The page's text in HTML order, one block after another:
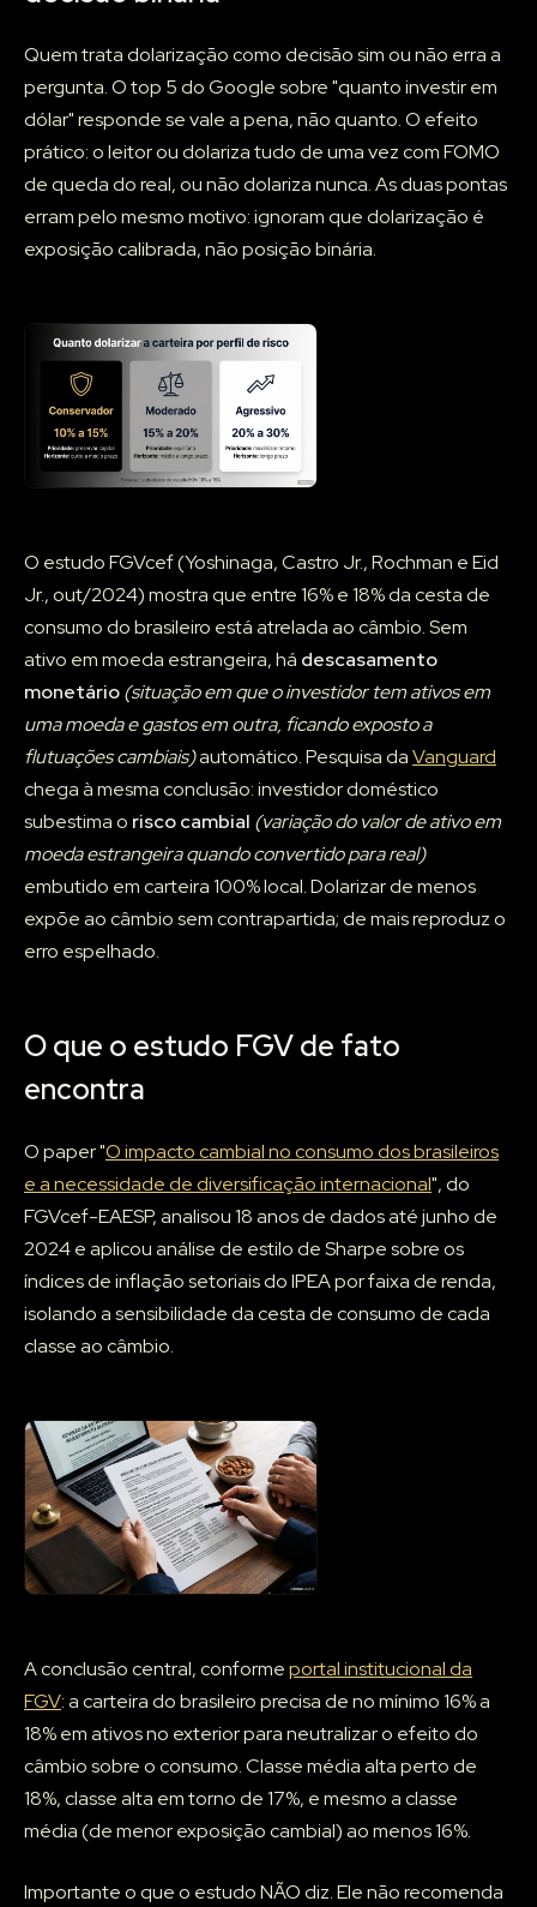
Quem trata dolarização como decisão sim ou não erra a
pergunta. O top 5 do Google sobre "quanto investir em
dólar" responde se vale a pena, não quanto. O efeito
prático: o leitor ou dolariza tudo de uma vez com FOMO
de queda do real, ou não dolariza nunca. As duas pontas
erram pelo mesmo motivo: ignoram que dolarização é
exposição calibrada, não posição binária.
O estudo FGVcef (Yoshinaga, Castro Jr., Rochman e Eid
Jr., out/2024) mostra que entre 16% e 18% da cesta de
consumo do brasileiro está atrelada ao câmbio. Sem
ativo em moeda estrangeira, há descasamento
monetário(situação em que o investidor tem ativos em
uma moeda e gastos em outra, ficando exposto a
flutuações cambiais)automático. Pesquisa daVanguard
chega à mesma conclusão: investidor doméstico
subestima o risco cambial (variação do valor de ativo em
moeda estrangeira quando convertido para real)
embutido em carteira 100% local. Dolarizar de menos
expõe ao câmbio sem contrapartida; de mais reproduz o
erro espelhado.
O que o estudo FGV de fato
encontra
O paper "O impacto cambial no consumo dos brasileiros
e a necessidade de diversificação internacional", do
FGVcef-EAESP, analisou 18 anos de dados até junho de
2024 e aplicou análise de estilo de Sharpe sobre os
índices de inflação setoriais do IPEA por faixa de renda,
isolando a sensibilidade da cesta de consumo de cada
classe ao câmbio.
A conclusão central, conformeportal institucional da
FGV: a carteira do brasileiro precisa de no mínimo 16% a
18% em ativos no exterior para neutralizar o efeito do
câmbio sobre o consumo. Classe média alta perto de
18%, classe alta em torno de 17%, e mesmo a classe
média (de menor exposição cambial) ao menos 16%.
Importante o que o estudo NÃO diz. Ele não recomenda